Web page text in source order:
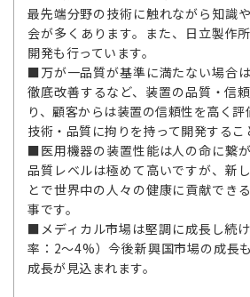
最先端分野の技術に触れながら知識
会が多くあります。また、日立製作
開発も行っています。
■万が一品質が基準に満たない場合
徹底改善するなど、装置の品質・信
り、顧客からは装置の信頼性を高く評
技術・品質に拘りを持って開発するこ
■医用機器の装置性能は人の命に繋
品質レベルは極めて高いですが、新
とで世界中の人々の健康に貢献でき
事です。
■メディカル市場は堅調に成長し続
率：2～4%）今後新興国市場の成長
成長が見込まれます。